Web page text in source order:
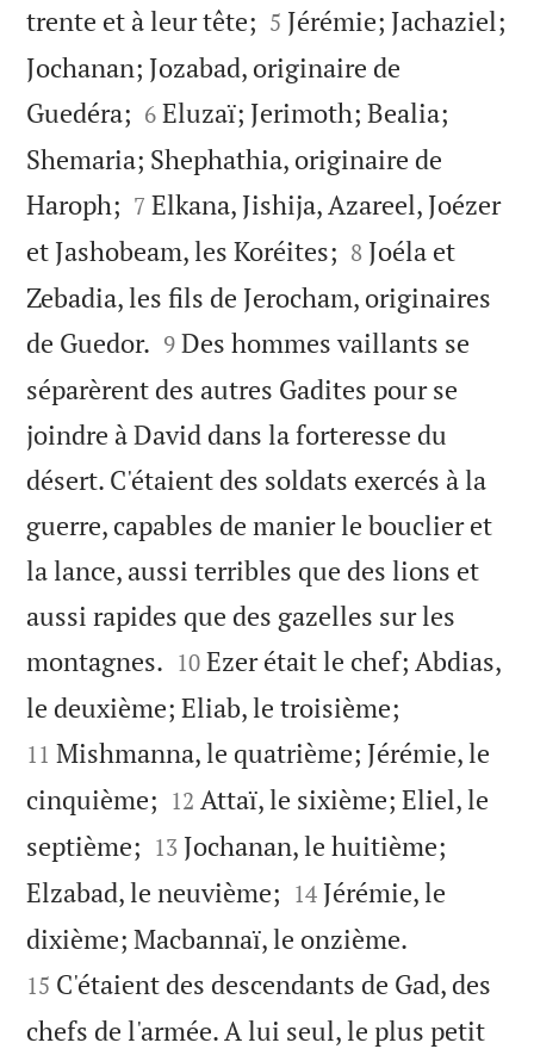
trente et à leur tête; 

5 Jérémie; Jachaziel;
Jochanan; Jozabad, originaire de
Guedéra; 

6 Eluzaï; Jerimoth; Bealia;
Shemaria; Shephathia, originaire de
Haroph; 

7 Elkana, Jishija, Azareel, Joézer
et Jashobeam, les Koréites; 

8 Joéla et
Zebadia, les fils de Jerocham, originaires
de Guedor. 

9 Des hommes vaillants se
séparèrent des autres Gadites pour se
joindre à David dans la forteresse du
désert. C'étaient des soldats exercés à la
guerre, capables de manier le bouclier et
la lance, aussi terribles que des lions et
aussi rapides que des gazelles sur les
montagnes. 

10 Ezer était le chef; Abdias,
le deuxième; Eliab, le troisième;
11 Mishmanna, le quatrième; Jérémie, le
cinquième; 

12 Attaï, le sixième; Eliel, le
septième; 

13 Jochanan, le huitième;
Elzabad, le neuvième; 

14 Jérémie, le
dixième; Macbannaï, le onzième.
15 C'étaient des descendants de Gad, des
chefs de l'armée. A lui seul, le plus petit